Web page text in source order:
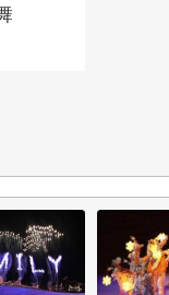
奥会表彰大会